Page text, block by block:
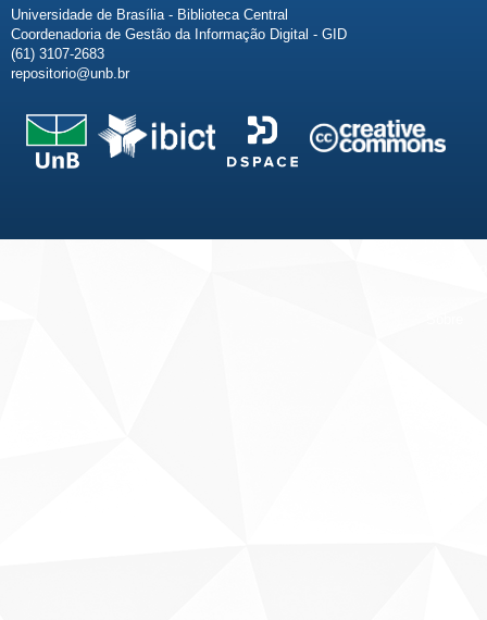
Universidade de Brasília - Biblioteca Central
Coordenadoria de Gestão da Informação Digital - GID
(61) 3107-2683
repositorio@unb.br